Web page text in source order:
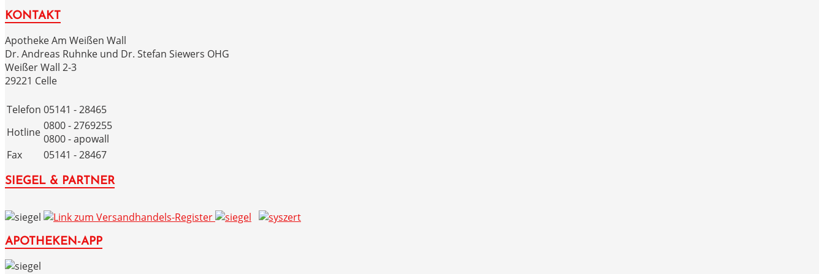
KONTAKT
Apotheke Am Weißen Wall
Dr. Andreas Ruhnke und Dr. Stefan Siewers OHG
Weißer Wall 2-3
29221 Celle
Telefon 05141 - 28465
Hotline 0800 - 2769255
0800 - apowall
Fax
05141 - 28467
SIEGEL & PARTNER
APOTHEKEN-APP